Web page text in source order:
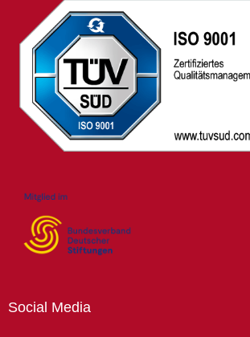
Social Media